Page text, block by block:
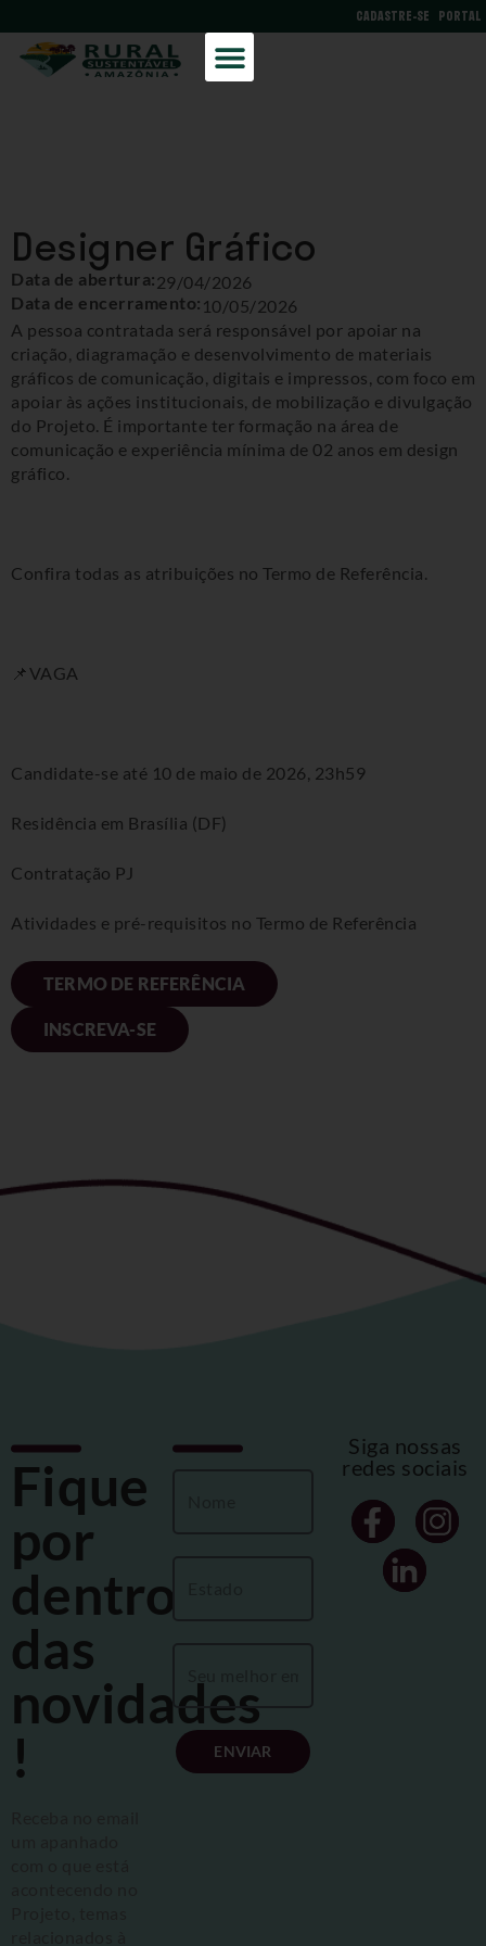
PORTAL
CADASTRE-SE
Designer Gráfico
Data de abertura:29/04/2026
Data de encerramento: 10/05/2026
A pessoa contratada será responsável por apoiar na
criação, diagramação e desenvolvimento de materiais
gráficos de comunicação, digitais e impressos, com foco em
apoiar às ações institucionais, de mobilização e divulgação
do Projeto. É importante ter formação na área de
comunicação e experiência mínima de 02 anos em design
gráfico.
Confira todas as atribuições no Termo de Referência.
📌VAGA
Candidate-se até 10 de maio de 2026, 23h59
Residência em Brasília (DF)
Contratação PJ
Atividades e pré-requisitos no Termo de Referência
TERMO DE REFERÊNCIA
INSCREVA-SE
Fique
por
dentro
das
novidades
!
ENVIAR
Siga nossas
redes sociais